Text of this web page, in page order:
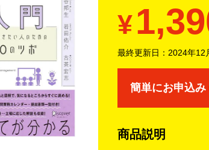
¥
最終更新日： 2024年12
簡単にお申込
商品説明